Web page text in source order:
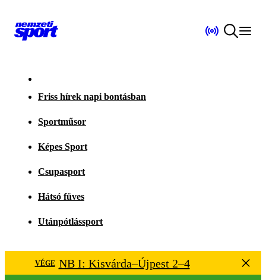
Friss hírek napi bontásban
Sportműsor
Képes Sport
Csupasport
Hátsó füves
Utánpótlássport
VÉGE NB I: Kisvárda–Újpest 2–4